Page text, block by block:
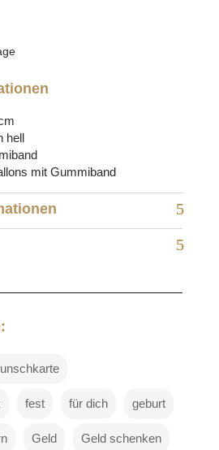
hell
mit Gummiband
fest für dich geburt
Geld Geld schenken